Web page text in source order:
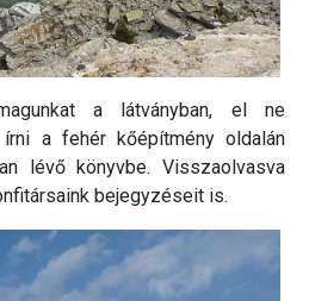
a látványban, el ne
a fehér kőépítmény oldalán
lévő könyvbe. Visszaolvasva
bejegyzéseit is.